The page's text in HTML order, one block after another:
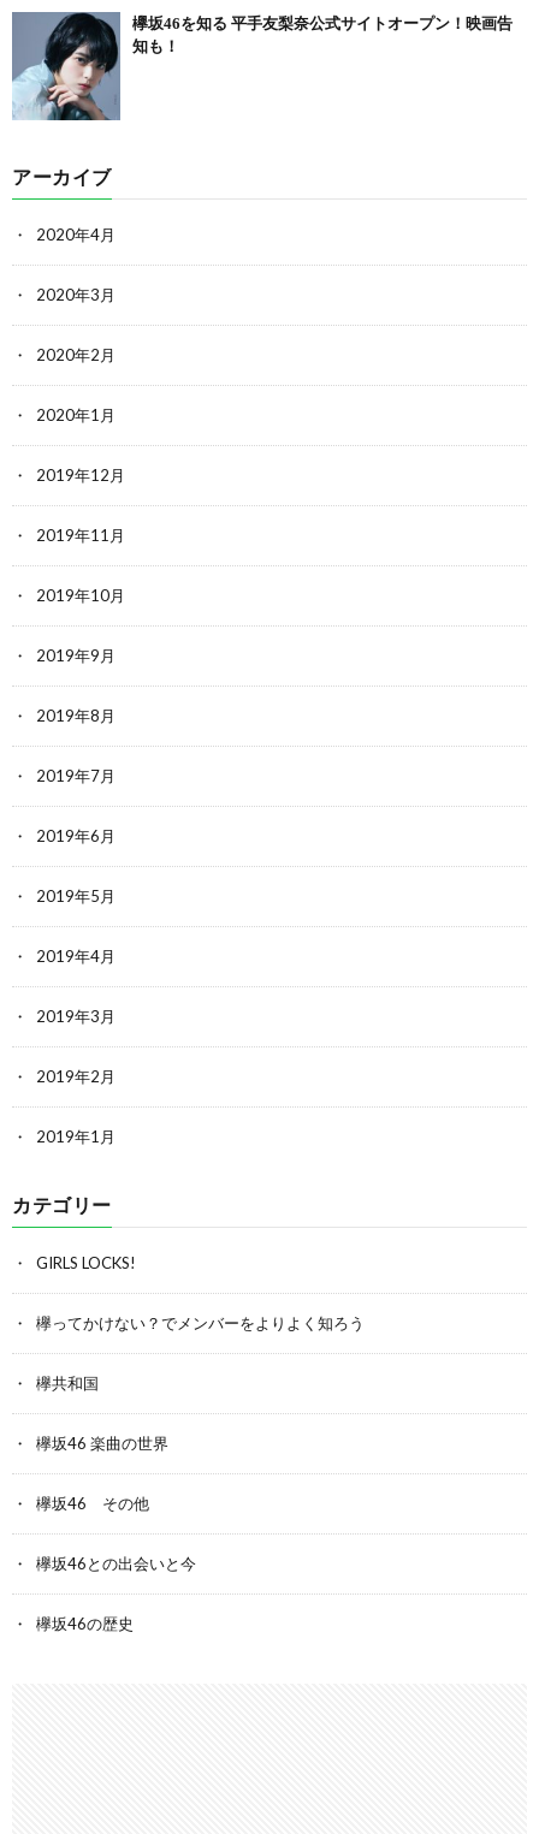
欅坂46を知る 平手友梨奈公式サイトオープン！映画告
知も！
アーカイブ
2020年4月
2020年3月
2020年2月
2020年1月
2019年12月
2019年11月
2019年10月
2019年9月
2019年8月
2019年7月
2019年6月
2019年5月
2019年4月
2019年3月
2019年2月
2019年1月
カテゴリー
GIRLS LOCKS!
欅ってかけない？でメンバーをよりよく知ろう
欅共和国
欅坂46 楽曲の世界
欅坂46 その他
欅坂46との出会いと今
欅坂46の歴史